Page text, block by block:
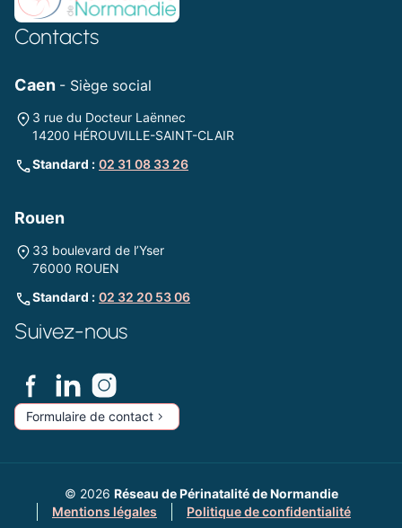
Contacts
Caen - Siège social
3 rue du Docteur Laënnec
14200 HÉROUVILLE-SAINT-CLAIR
Standard : 02 31 08 33 26
Rouen
33 boulevard de l’Yser
76000 ROUEN
Standard : 02 32 20 53 06
Suivez-nous
Formulaire de contact
© 2026 Réseau de Périnatalité de Normandie
Mentions légales
Politique de confidentialité